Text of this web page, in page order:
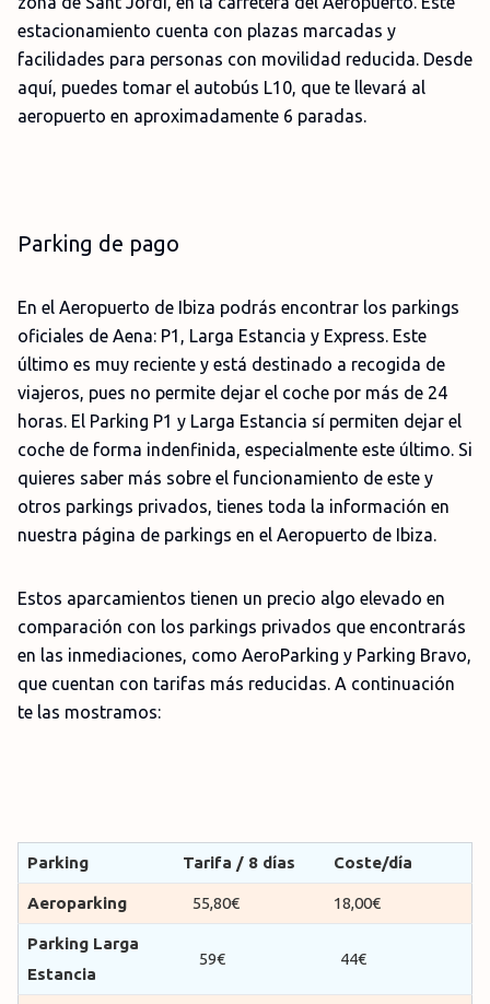
estacionamiento cuenta con plazas marcadas y
facilidades para personas con movilidad reducida. Desde
aquí, puedes tomar el autobús L10, que te llevará al
aeropuerto en aproximadamente 6 paradas.
Parking de pago
En el Aeropuerto de Ibiza podrás encontrar los parkings
oficiales de Aena: P1, Larga Estancia y Express. Este
último es muy reciente y está destinado a recogida de
viajeros, pues no permite dejar el coche por más de 24
horas. El Parking P1 y Larga Estancia sí permiten dejar el
coche de forma indenfinida, especialmente este último. Si
quieres saber más sobre el funcionamiento de este y
otros parkings privados, tienes toda la información en
nuestra página de parkings en el Aeropuerto de Ibiza.
Estos aparcamientos tienen un precio algo elevado en
comparación con los parkings privados que encontrarás
en las inmediaciones, como AeroParking y Parking Bravo,
que cuentan con tarifas más reducidas. A continuación
te las mostramos:
Parking Tarifa / 8 días Coste/día
Aeroparking 55,80€ 18,00€
Parking Larga
Estancia
59€ 44€